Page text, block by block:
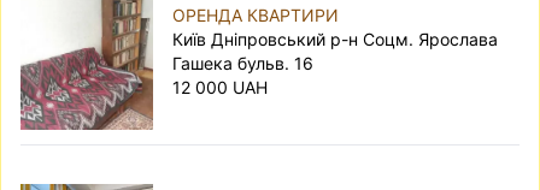
ОРЕНДА КВАРТИРИ
Київ Дніпровський р-н Соцм. Ярослава
Гашека бульв. 16
12 000 UAH